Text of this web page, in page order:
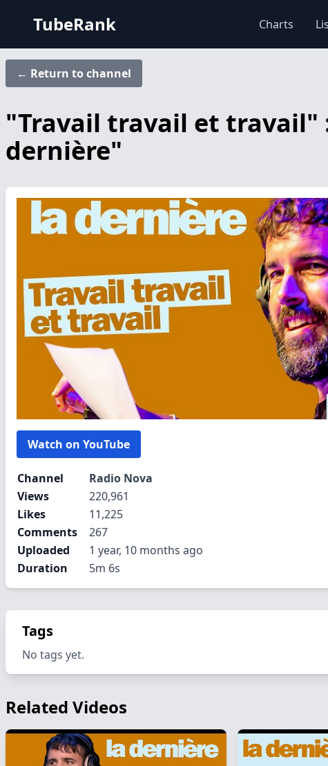
TubeRank Charts
← Return to channel
"Travail travail et travail"
dernière"
Watch on YouTube
Channel
Radio Nova
Views
220,961
Likes
11,225
Comments
267
Uploaded
1 year, 10 months ago
Duration
5m 6s
Tags
No tags yet.
Related Videos